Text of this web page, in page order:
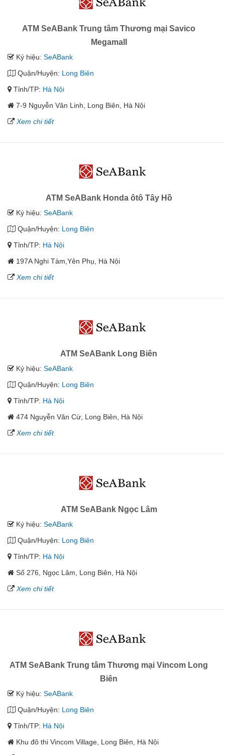
ATM SeABank Trung tâm Thương mại Savico
Megamall
Ký hiệu: SeABank
Quận/Huyện: Long Biên
Tỉnh/TP: Hà Nội
7-9 Nguyễn Văn Linh, Long Biên, Hà Nội
Xem chi tiết
ATM SeABank Honda ôtô Tây Hồ
Ký hiệu: SeABank
Quận/Huyện: Long Biên
Tỉnh/TP: Hà Nội
197A Nghi Tàm,Yên Phụ, Hà Nội
Xem chi tiết
ATM SeABank Long Biên
Ký hiệu: SeABank
Quận/Huyện: Long Biên
Tỉnh/TP: Hà Nội
474 Nguyễn Văn Cừ, Long Biên, Hà Nội
Xem chi tiết
ATM SeABank Ngọc Lâm
Ký hiệu: SeABank
Quận/Huyện: Long Biên
Tỉnh/TP: Hà Nội
Số 276, Ngọc Lâm, Long Biên, Hà Nội
Xem chi tiết
ATM SeABank Trung tâm Thương mại Vincom Long
Biên
Ký hiệu: SeABank
Quận/Huyện: Long Biên
Tỉnh/TP: Hà Nội
Khu đô thi Vincom Village, Long Biên, Hà Nội